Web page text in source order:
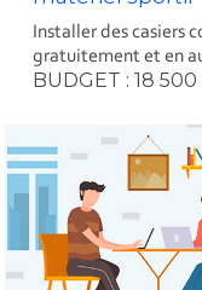
Installer des casiers
gratuitement et en
BUDGET : 18